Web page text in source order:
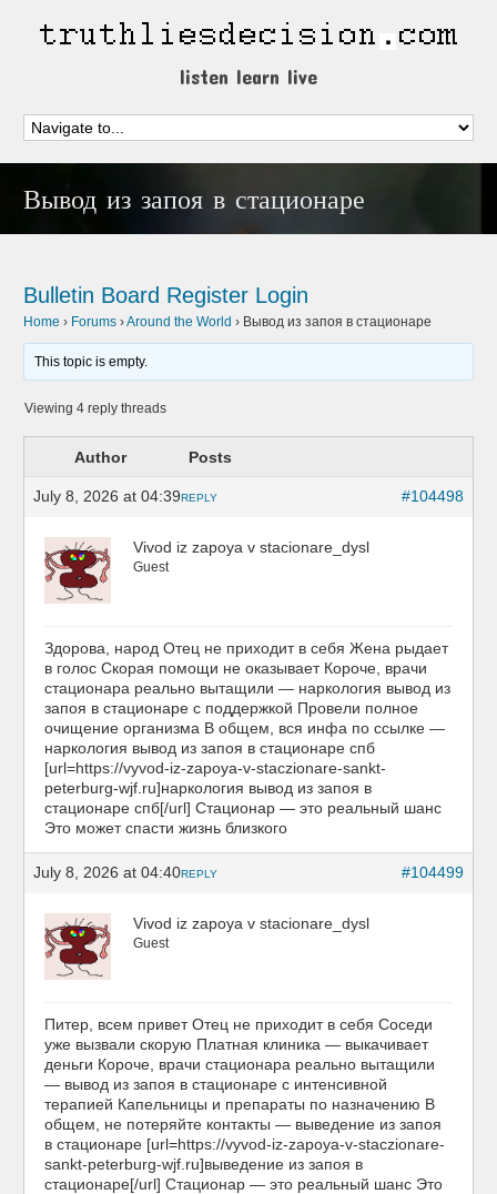
listen learn live
Вывод из запоя в стационаре
Bulletin Board Register Login
Home › Forums ›Around the World › Вывод из запоя в стационаре
This topic is empty.
Viewing 4 reply threads
Author Posts
July 8, 2026 at 04:39 #104498
REPLY
Vivod iz zapoya v stacionare_dysl
Guest
Здорова, народ Отец не приходит в себя Жена рыдает
в голос Скорая помощи не оказывает Короче, врачи
стационара реально вытащили — наркология вывод из
запоя в стационаре с поддержкой Провели полное
очищение организма В общем, вся инфа по ссылке —
наркология вывод из запоя в стационаре спб
[url=https://vyvod-iz-zapoya-v-staczionare-sankt-
peterburg-wjf.ru]наркология вывод из запоя в
стационаре спб[/url] Стационар — это реальный шанс
Это может спасти жизнь близкого
July 8, 2026 at 04:40 #104499
REPLY
Vivod iz zapoya v stacionare_dysl
Guest
Питер, всем привет Отец не приходит в себя Соседи
уже вызвали скорую Платная клиника — выкачивает
деньги Короче, врачи стационара реально вытащили
— вывод из запоя в стационаре с интенсивной
терапией Капельницы и препараты по назначению В
общем, не потеряйте контакты — выведение из запоя
в стационаре [url=https://vyvod-iz-zapoya-v-staczionare-
sankt-peterburg-wjf.ru]выведение из запоя в
стационаре[/url] Стационар — это реальный шанс Это